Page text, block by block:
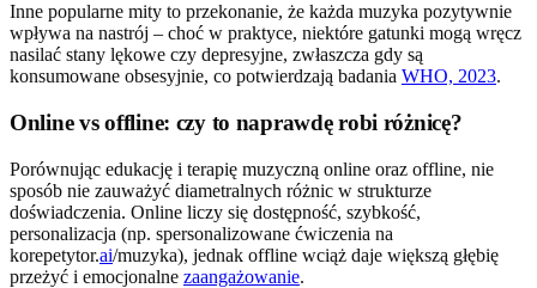
Inne popularne mity to przekonanie, że każda muzyka pozytywnie
wpływa na nastrój – choć w praktyce, niektóre gatunki mogą wręcz
nasilać stany lękowe czy depresyjne, zwłaszcza gdy są
konsumowane obsesyjnie, co potwierdzają badania WHO, 2023.
Online vs offline: czy to naprawdę robi różnicę?
Porównując edukację i terapię muzyczną online oraz offline, nie
sposób nie zauważyć diametralnych różnic w strukturze
doświadczenia. Online liczy się dostępność, szybkość,
personalizacja (np. spersonalizowane ćwiczenia na
korepetytor.ai/muzyka), jednak offline wciąż daje większą głębię
przeżyć i emocjonalne zaangażowanie.